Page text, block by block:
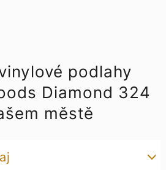
podlahy
Diamond 324
městě